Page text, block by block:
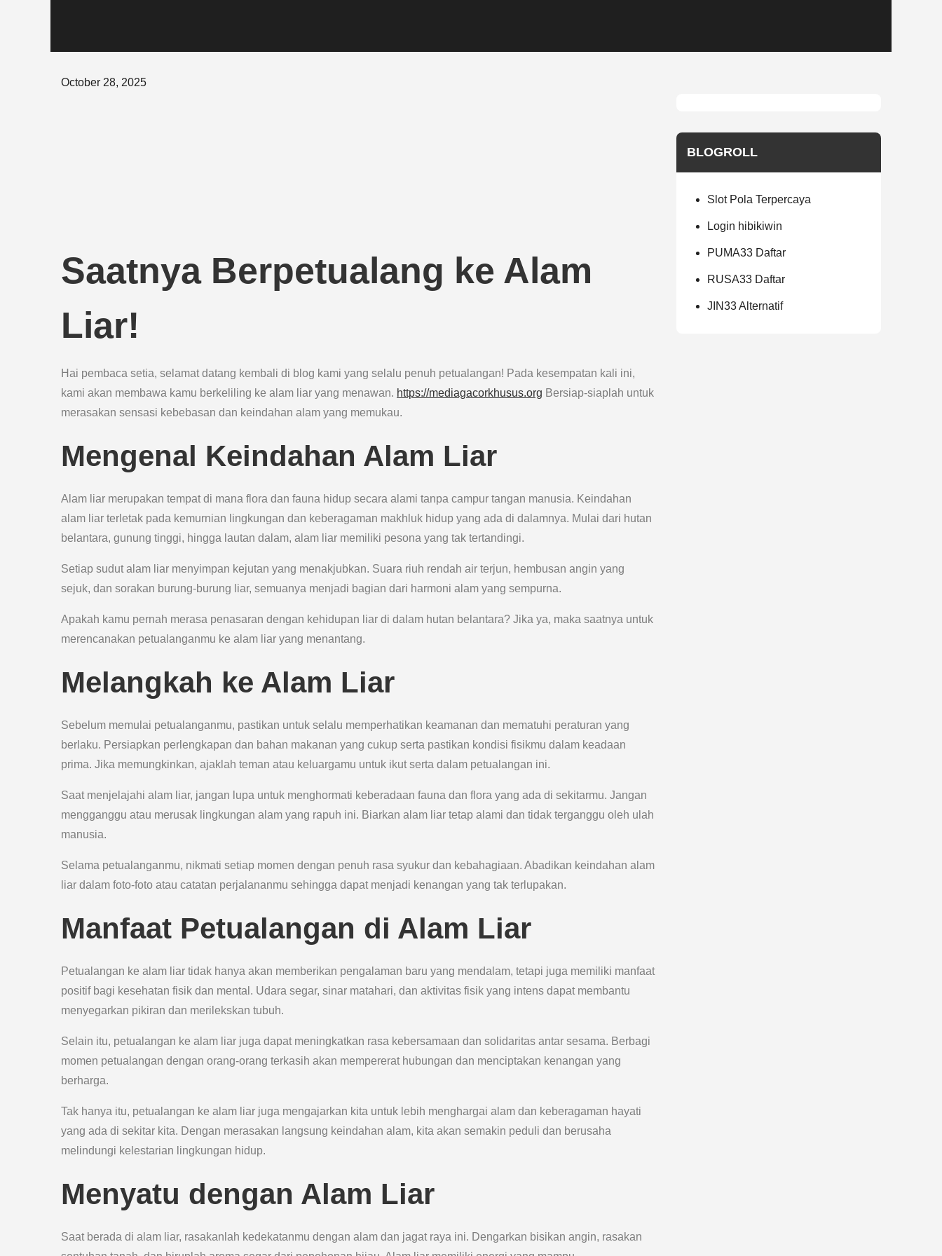
Posted
October 28, 2025
Saatnya Berpetualang ke Alam
Liar!
Hai pembaca setia, selamat datang kembali di blog kami yang selalu penuh petualangan! Pada kesempatan kali ini,
kami akan membawa kamu berkeliling ke alam liar yang menawan. https://mediagacorkhusus.org Bersiap-siaplah untuk
merasakan sensasi kebebasan dan keindahan alam yang memukau.
Mengenal Keindahan Alam Liar
Alam liar merupakan tempat di mana flora dan fauna hidup secara alami tanpa campur tangan manusia. Keindahan
alam liar terletak pada kemurnian lingkungan dan keberagaman makhluk hidup yang ada di dalamnya. Mulai dari hutan
belantara, gunung tinggi, hingga lautan dalam, alam liar memiliki pesona yang tak tertandingi.
Setiap sudut alam liar menyimpan kejutan yang menakjubkan. Suara riuh rendah air terjun, hembusan angin yang
sejuk, dan sorakan burung-burung liar, semuanya menjadi bagian dari harmoni alam yang sempurna.
Apakah kamu pernah merasa penasaran dengan kehidupan liar di dalam hutan belantara? Jika ya, maka saatnya untuk
merencanakan petualanganmu ke alam liar yang menantang.
Melangkah ke Alam Liar
Sebelum memulai petualanganmu, pastikan untuk selalu memperhatikan keamanan dan mematuhi peraturan yang
berlaku. Persiapkan perlengkapan dan bahan makanan yang cukup serta pastikan kondisi fisikmu dalam keadaan
prima. Jika memungkinkan, ajaklah teman atau keluargamu untuk ikut serta dalam petualangan ini.
Saat menjelajahi alam liar, jangan lupa untuk menghormati keberadaan fauna dan flora yang ada di sekitarmu. Jangan
mengganggu atau merusak lingkungan alam yang rapuh ini. Biarkan alam liar tetap alami dan tidak terganggu oleh ulah
manusia.
Selama petualanganmu, nikmati setiap momen dengan penuh rasa syukur dan kebahagiaan. Abadikan keindahan alam
liar dalam foto-foto atau catatan perjalananmu sehingga dapat menjadi kenangan yang tak terlupakan.
Manfaat Petualangan di Alam Liar
Petualangan ke alam liar tidak hanya akan memberikan pengalaman baru yang mendalam, tetapi juga memiliki manfaat
positif bagi kesehatan fisik dan mental. Udara segar, sinar matahari, dan aktivitas fisik yang intens dapat membantu
menyegarkan pikiran dan merilekskan tubuh.
Selain itu, petualangan ke alam liar juga dapat meningkatkan rasa kebersamaan dan solidaritas antar sesama. Berbagi
momen petualangan dengan orang-orang terkasih akan mempererat hubungan dan menciptakan kenangan yang
berharga.
Tak hanya itu, petualangan ke alam liar juga mengajarkan kita untuk lebih menghargai alam dan keberagaman hayati
yang ada di sekitar kita. Dengan merasakan langsung keindahan alam, kita akan semakin peduli dan berusaha
melindungi kelestarian lingkungan hidup.
Menyatu dengan Alam Liar
Saat berada di alam liar, rasakanlah kedekatanmu dengan alam dan jagat raya ini. Dengarkan bisikan angin, rasakan
BLOGROLL
Slot Pola Terpercaya
Login hibikiwin
PUMA33 Daftar
RUSA33 Daftar
JIN33 Alternatif